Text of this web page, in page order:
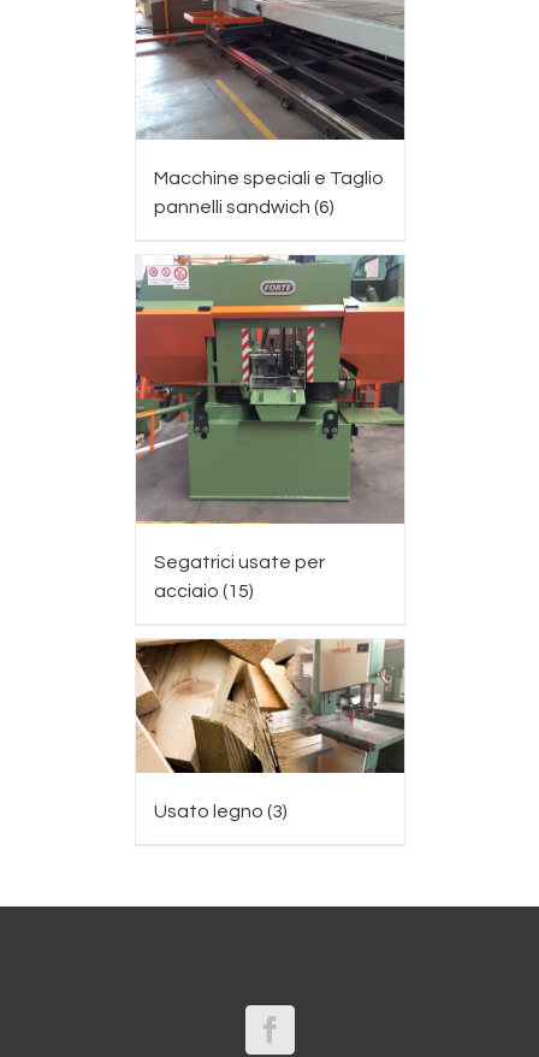
Macchine speciali e Taglio
pannelli sandwich (6)
Segatrici usate per
acciaio (15)
Usato legno (3)